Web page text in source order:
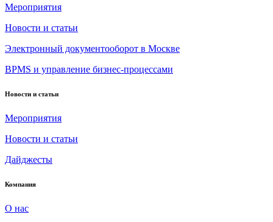
Мероприятия
Новости и статьи
Электронный документооборот в Москве
BPMS и управление бизнес-процессами
Новости и статьи
Мероприятия
Новости и статьи
Дайджесты
Компания
О нас